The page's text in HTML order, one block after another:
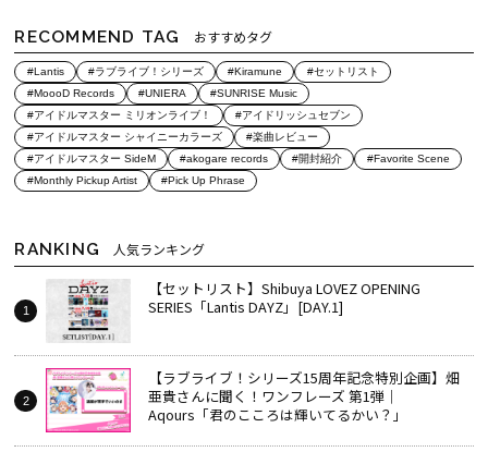
RECOMMEND TAG おすすめタグ
#Lantis #ラブライブ！シリーズ #Kiramune
#セットリスト
#MoooD Records
#UNIERA
#SUNRISE Music
#アイドルマスター ミリオンライブ！
#アイドリッシュセブン
#アイドルマスター シャイニーカラーズ
#楽曲レビュー
#アイドルマスター SideM
#akogare records #開封紹介
#Favorite Scene
#Monthly Pickup Artist
#Pick Up Phrase
RANKING 人気ランキング
【セットリスト】Shibuya LOVEZ OPENING
SERIES「Lantis DAYZ」[DAY.1]
【ラブライブ！シリーズ15周年記念特別企画】畑
亜貴さんに聞く！ワンフレーズ 第1弾｜
Aqours「君のこころは輝いてるかい？」